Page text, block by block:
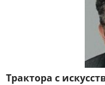
Трактора с